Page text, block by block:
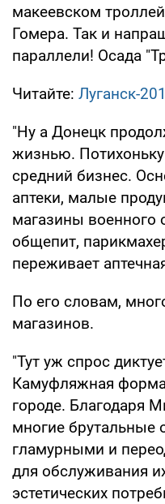
макеевском
Гомера. Так и
параллели! Осада
Читайте: Луганск-
"Ну а Донецк
жизнью.
средний бизнес.
аптеки, малые
магазины военного
общепит,
переживает
По его словам,
магазинов.
"Тут уж спрос
Камуфляжная
городе. Благодаря
многие брутальные
гламурными и
для обслуживания
эстетических